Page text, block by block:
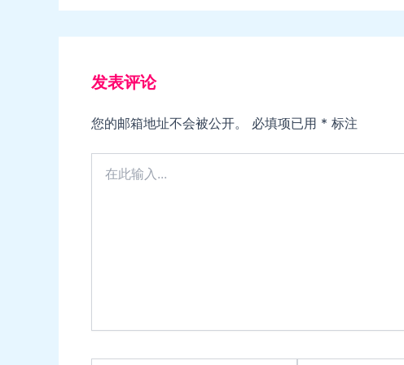
发表评论
您的邮箱地址不会被公开。 必填项已用 * 标注